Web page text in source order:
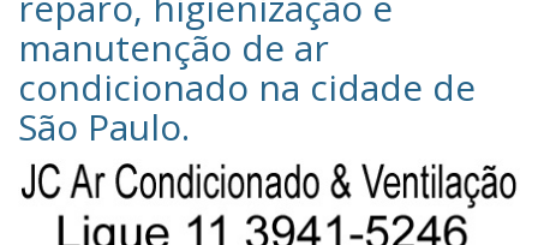
manutenção de ar
condicionado na cidade de
São Paulo.